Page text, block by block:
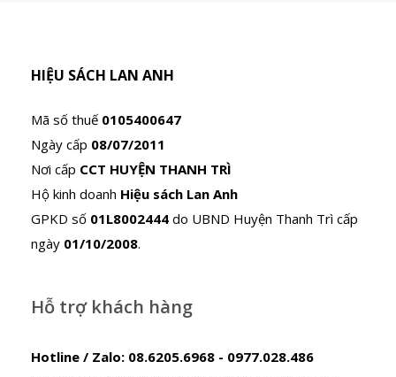
HIỆU SÁCH LAN ANH
Mã số thuế 0105400647
Ngày cấp 08/07/2011
Nơi cấp CCT HUYỆN THANH TRÌ
Hộ kinh doanh Hiệu sách Lan Anh
GPKD số 01L8002444 do UBND Huyện Thanh Trì cấp
ngày 01/10/2008.
Hỗ trợ khách hàng
Hotline / Zalo: 08.6205.6968 - 0977.028.486